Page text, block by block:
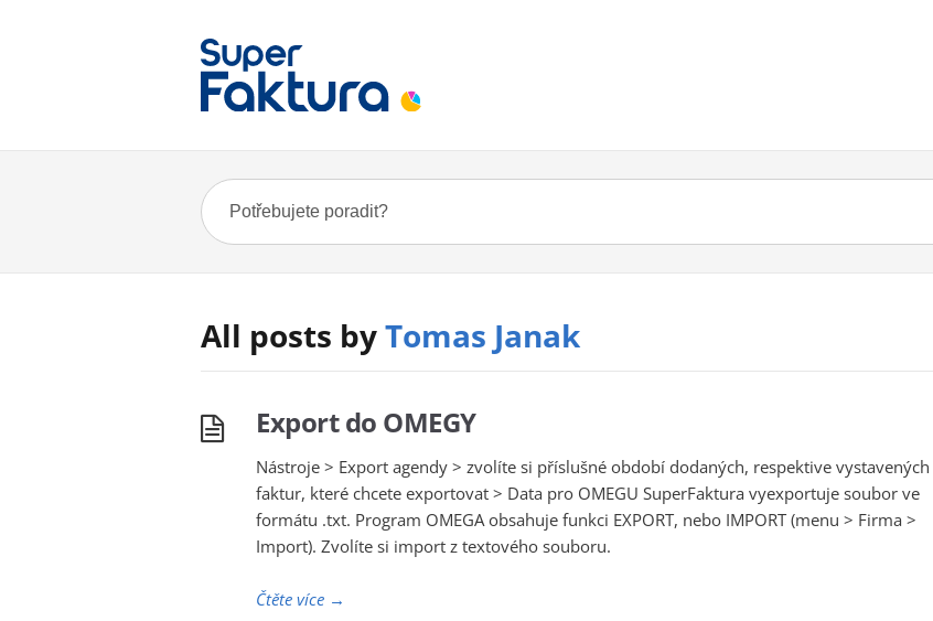
All posts byTomas Janak
Export do OMEGY
Nástroje > Export agendy > zvolíte si příslušné období dodaných, respektive vystavených
faktur, které chcete exportovat > Data pro OMEGU SuperFaktura vyexportuje soubor ve
formátu .txt. Program OMEGA obsahuje funkci EXPORT, nebo IMPORT (menu > Firma >
Import). Zvolíte si import z textového souboru.
Čtěte více →